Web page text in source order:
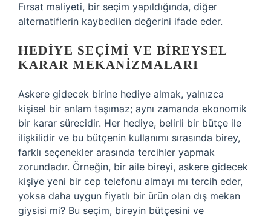
Fırsat maliyeti, bir seçim yapıldığında, diğer
alternatiflerin kaybedilen değerini ifade eder.
HEDIYE SEÇIMI VE BIREYSEL
KARAR MEKANIZMALARI
Askere gidecek birine hediye almak, yalnızca
kişisel bir anlam taşımaz; aynı zamanda ekonomik
bir karar sürecidir. Her hediye, belirli bir bütçe ile
ilişkilidir ve bu bütçenin kullanımı sırasında birey,
farklı seçenekler arasında tercihler yapmak
zorundadır. Örneğin, bir aile bireyi, askere gidecek
kişiye yeni bir cep telefonu almayı mı tercih eder,
yoksa daha uygun fiyatlı bir ürün olan dış mekan
giysisi mi? Bu seçim, bireyin bütçesini ve